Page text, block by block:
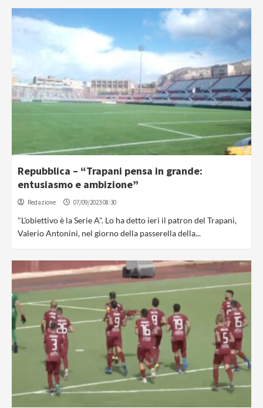
Repubblica – “Trapani pensa in grande:
entusiasmo e ambizione”
Redazione 07/09/2023 08:30
"L'obiettivo è la Serie A". Lo ha detto ieri il patron del Trapani,
Valerio Antonini, nel giorno della passerella della...